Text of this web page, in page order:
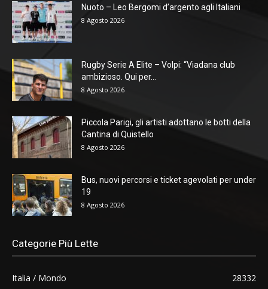
Nuoto – Leo Bergomi d’argento agli Italiani
8 Agosto 2026
Rugby Serie A Elite – Volpi: “Viadana club
ambizioso. Qui per...
8 Agosto 2026
Piccola Parigi, gli artisti adottano le botti della
Cantina di Quistello
8 Agosto 2026
Bus, nuovi percorsi e ticket agevolati per under
19
8 Agosto 2026
Categorie Più Lette
Italia / Mondo
28332